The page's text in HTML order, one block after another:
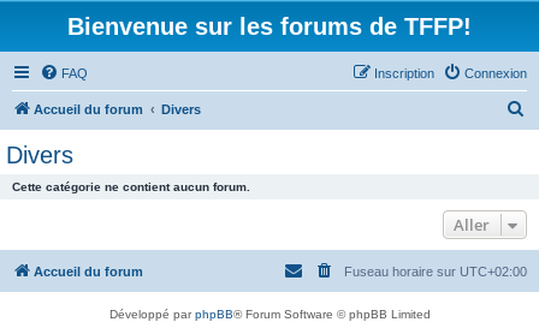
Bienvenue sur les forums de TFFP!
FAQ Connexion
Inscription
Accueil du forum Divers
r
Divers
Cette catégorie ne contient aucun forum.
Aller
Accueil du forum Fuseau horaire sur UTC+02:00
Développé parphpBB® Forum Software © phpBB Limited